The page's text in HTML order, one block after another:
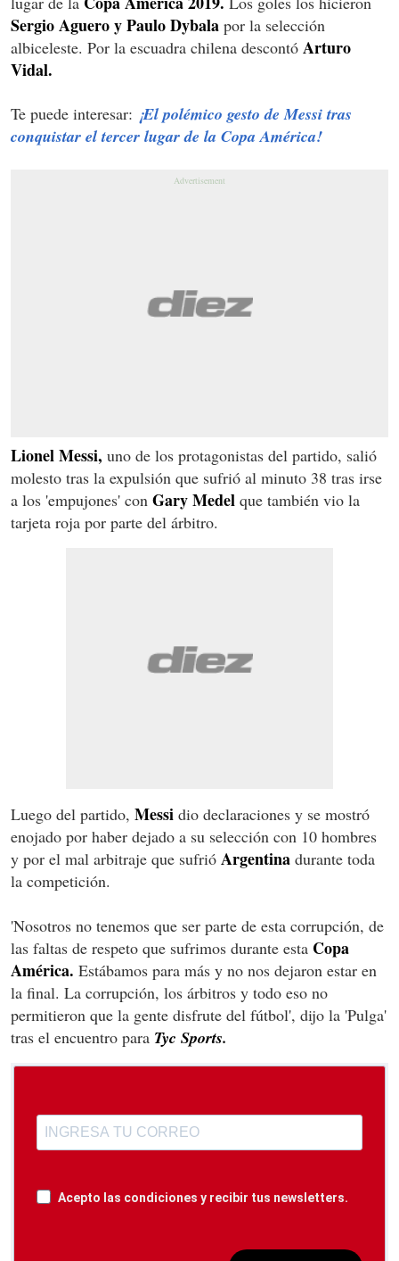
Sergio Aguero y Paulo Dybala por la selección
albiceleste. Por la escuadra chilena descontó Arturo
Vidal.
Te puede interesar: ¡El polémico gesto de Messi tras
conquistar el tercer lugar de la Copa América!
Lionel Messi, uno de los protagonistas del partido, salió
molesto tras la expulsión que sufrió al minuto 38 tras irse
a los 'empujones' con Gary Medel que también vio la
tarjeta roja por parte del árbitro.
Luego del partido, Messi dio declaraciones y se mostró
enojado por haber dejado a su selección con 10 hombres
y por el mal arbitraje que sufrió Argentina durante toda
la competición.
'Nosotros no tenemos que ser parte de esta corrupción, de
las faltas de respeto que sufrimos durante esta Copa
América. Estábamos para más y no nos dejaron estar en
la final. La corrupción, los árbitros y todo eso no
permitieron que la gente disfrute del fútbol', dijo la 'Pulga'
tras el encuentro para Tyc Sports.
Acepto las condiciones y recibir tus newsletters.